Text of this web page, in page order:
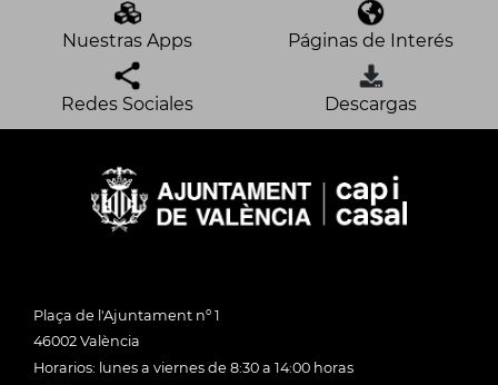
Nuestras Apps Páginas de Interés
Redes Sociales Descargas
Plaça de l'Ajuntament nº 1
46002 València
Horarios: lunes a viernes de 8:30 a 14:00 horas